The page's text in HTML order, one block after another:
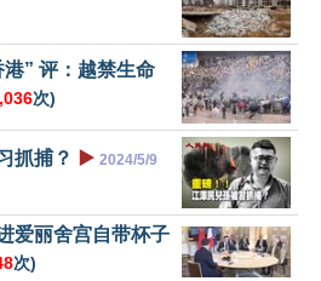
” 评：越禁生命
次)
抓捕？ ▶️ 2024/5/9
爱丽舍宫自带杯子
次)